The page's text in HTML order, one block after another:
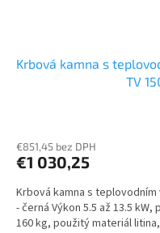
Krbová kamna s
TV
€851,45 bez DPH
€1 030,25
Krbová kamna s teplovodním
- černá Výkon 5.5 až 13.5
160 kg, použitý materiál